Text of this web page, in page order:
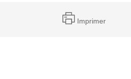
Imprimer